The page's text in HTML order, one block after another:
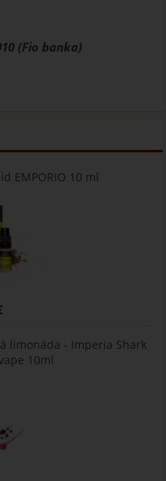
(Fio banka)
EMPORIO 10 ml
limonáda - Imperia Shark
10ml